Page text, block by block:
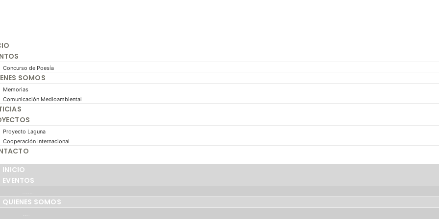
Concurso de Poesía
SOMOS
Memorias
Comunicación Medioambiental
Proyecto Laguna
Cooperación Internacional
INICIO
EVENTOS
QUIENES SOMOS